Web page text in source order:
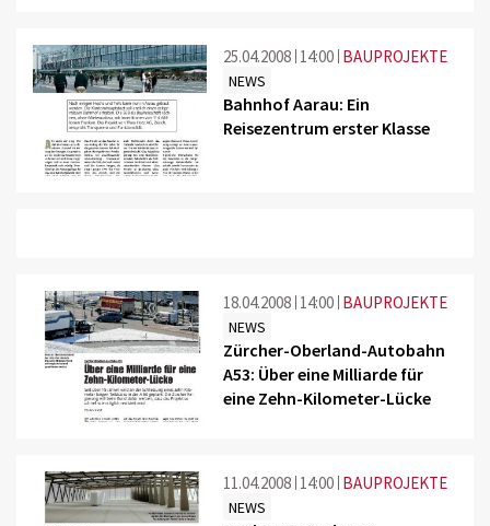
25.04.2008 14:00 BAUPROJEKTE
NEWS
Bahnhof Aarau: Ein
Reisezentrum erster Klasse
18.04.2008 14:00 BAUPROJEKTE
NEWS
Zürcher-Oberland-Autobahn
A53: Über eine Milliarde für
eine Zehn-Kilometer-Lücke
11.04.2008 14:00 BAUPROJEKTE
NEWS